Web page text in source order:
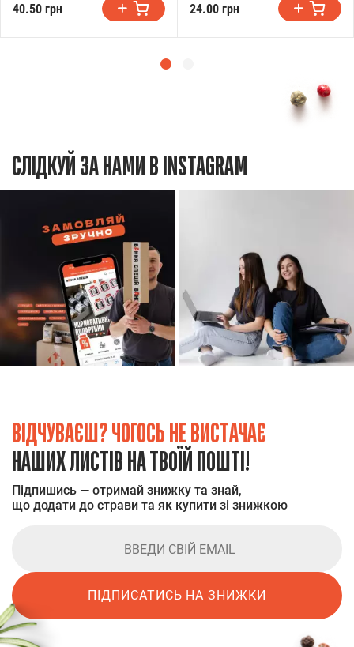
40.50 грн 24.00 грн
СЛІДКУЙ ЗА НАМИ В INSTAGRAM
ВІДЧУВАЄШ? ЧОГОСЬ НЕ ВИСТАЧАЄ
НАШИХ ЛИСТІВ НА ТВОЇЙ ПОШТІ!
Підпишись — отримай знижку та знай,
що додати до страви та як купити зі знижкою
ПІДПИСАТИСЬ НА ЗНИЖКИ